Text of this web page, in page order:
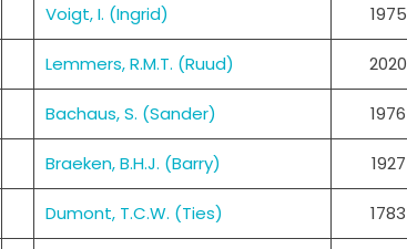
Voigt, I. (Ingrid) 1975
Lemmers, R.M.T. (Ruud) 2020
Bachaus, S. (Sander) 1976
Braeken, B.H.J. (Barry) 1927
Dumont, T.C.W. (Ties) 1783